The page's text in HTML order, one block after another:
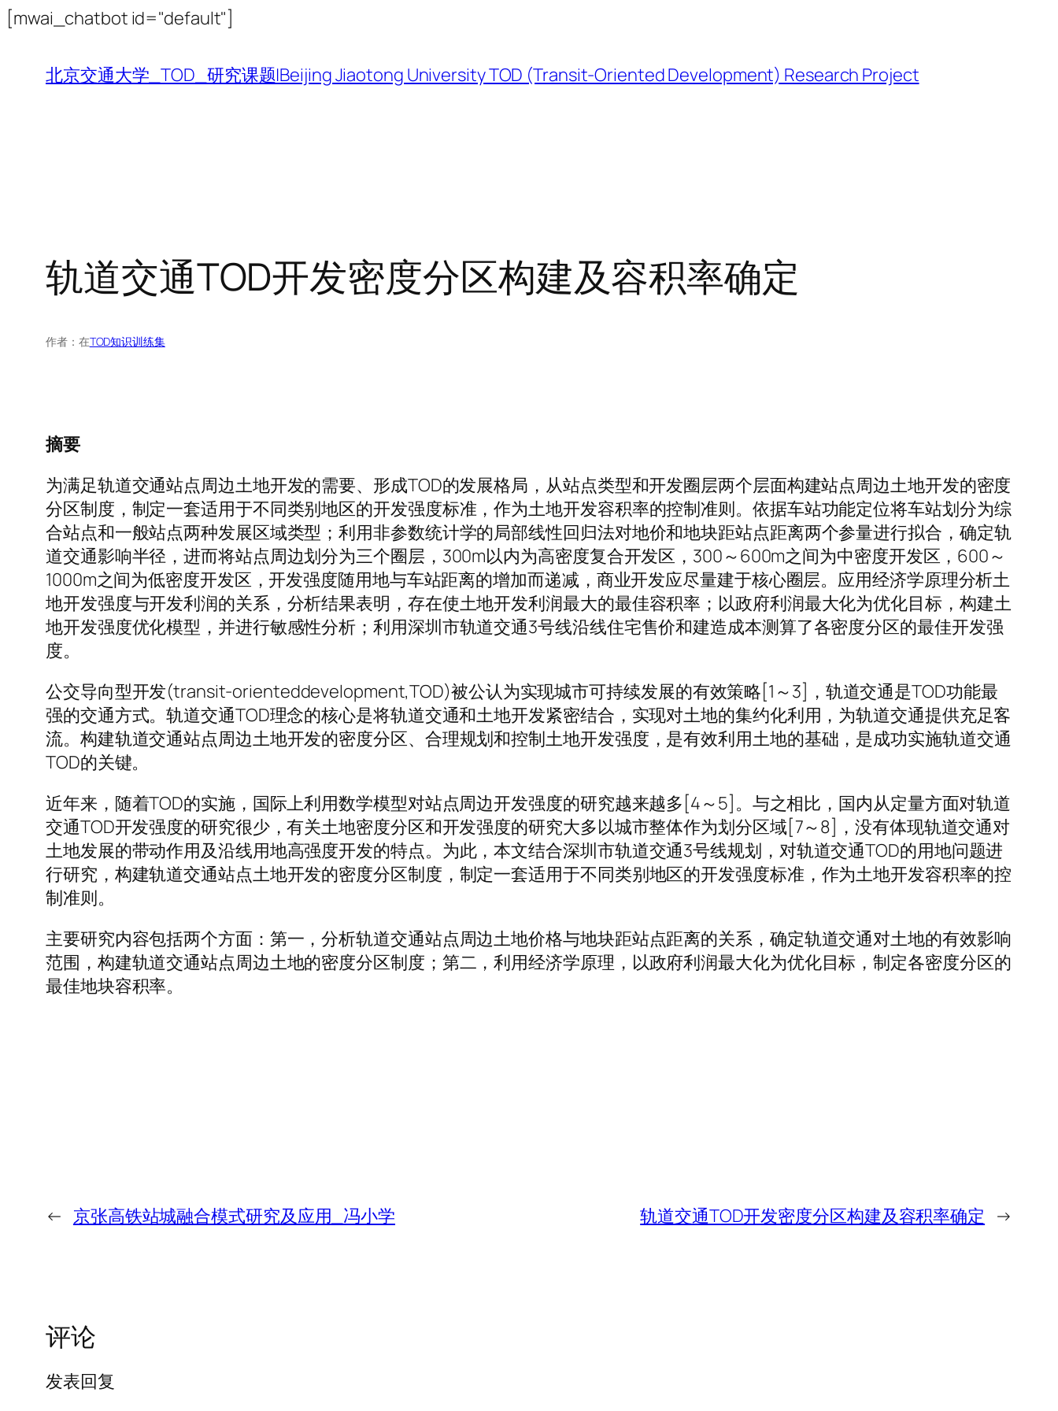
[mwai_chatbot id="default"]
内
容
北京交通大学_TOD_研究课题|Beijing Jiaotong University TOD (Transit-Oriented Development) Research Project
轨道交通TOD开发密度分区构建及容积率确定
作者： 在TOD知识训练集
摘要
为满足轨道交通站点周边土地开发的需要、形成TOD的发展格局，从站点类型和开发圈层两个层面构建站点周边土地开发的密度
分区制度，制定一套适用于不同类别地区的开发强度标准，作为土地开发容积率的控制准则。依据车站功能定位将车站划分为综
合站点和一般站点两种发展区域类型；利用非参数统计学的局部线性回归法对地价和地块距站点距离两个参量进行拟合，确定轨
道交通影响半径，进而将站点周边划分为三个圈层，300m以内为高密度复合开发区，300～600m之间为中密度开发区，600～
1000m之间为低密度开发区，开发强度随用地与车站距离的增加而递减，商业开发应尽量建于核心圈层。应用经济学原理分析土
地开发强度与开发利润的关系，分析结果表明，存在使土地开发利润最大的最佳容积率；以政府利润最大化为优化目标，构建土
地开发强度优化模型，并进行敏感性分析；利用深圳市轨道交通3号线沿线住宅售价和建造成本测算了各密度分区的最佳开发强
度。
公交导向型开发(transit-orienteddevelopment,TOD)被公认为实现城市可持续发展的有效策略[1～3]，轨道交通是TOD功能最
强的交通方式。轨道交通TOD理念的核心是将轨道交通和土地开发紧密结合，实现对土地的集约化利用，为轨道交通提供充足客
流。构建轨道交通站点周边土地开发的密度分区、合理规划和控制土地开发强度，是有效利用土地的基础，是成功实施轨道交通
TOD的关键。
近年来，随着TOD的实施，国际上利用数学模型对站点周边开发强度的研究越来越多[4～5]。与之相比，国内从定量方面对轨道
交通TOD开发强度的研究很少，有关土地密度分区和开发强度的研究大多以城市整体作为划分区域[7～8]，没有体现轨道交通对
土地发展的带动作用及沿线用地高强度开发的特点。为此，本文结合深圳市轨道交通3号线规划，对轨道交通TOD的用地问题进
行研究，构建轨道交通站点土地开发的密度分区制度，制定一套适用于不同类别地区的开发强度标准，作为土地开发容积率的控
制准则。
主要研究内容包括两个方面：第一，分析轨道交通站点周边土地价格与地块距站点距离的关系，确定轨道交通对土地的有效影响
范围，构建轨道交通站点周边土地的密度分区制度；第二，利用经济学原理，以政府利润最大化为优化目标，制定各密度分区的
最佳地块容积率。
← 京张高铁站城融合模式研究及应用_冯小学 轨道交通TOD开发密度分区构建及容积率确定 →
评论
发表回复